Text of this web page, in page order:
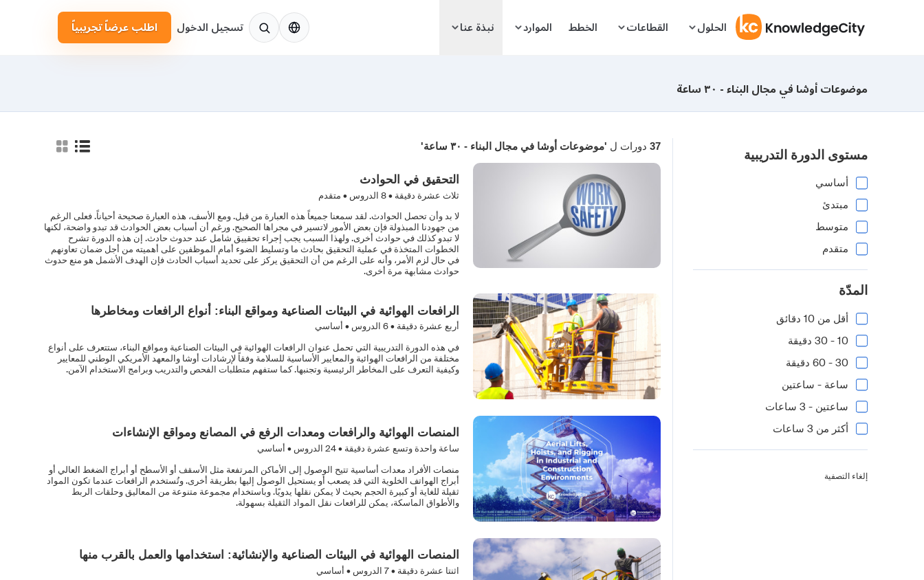
الحلول القطاعات الخطط الموارد نبذة عنا الإنجليزية تسجيل الدخول اطلب عرضاً تجريبياً
موضوعات أوشا في مجال البناء - ٣٠ ساعة
مستوى الدورة التدريبية
أساسي
مبتدئ
متوسط
متقدم
المدّة
أقل من 10 دقائق
10 - 30 دقيقة
30 - 60 دقيقة
ساعة - ساعتين
ساعتين - 3 ساعات
أكثر من 3 ساعات
إلغاء التصفية
37 دورات ل 'موضوعات أوشا في مجال البناء - ٣٠ ساعة'
التحقيق في الحوادث
ثلاث عشرة دقيقة •8الدروس • متقدم
لا بد وأن تحصل الحوادث. لقد سمعنا جميعاً هذه العبارة من قبل. ومع الأسف، هذه العبارة صحيحة أحياناً. فعلى الرغم
من جهودنا المبذولة فإن بعض الأمور لاتسير في مجراها الصحيح. ورغم أن أسباب بعض الحوادث قد تبدو واضحة، لكنها
لا تبدو كذلك في حوادث أخرى. ولهذا السبب يجب إجراء تحقييق شامل عند حدوث حادث. إن هذه الدورة تشرح
الخطوات المتخذة في عملية التحقيق بحادث ما وتسليط الضوء أمام الموظفين على أهميته من أجل ضمان تعاونهم
في حال لزم الأمر، وأنه على الرغم من أن التحقيق يركز على تحديد أسباب الحادث فإن الهدف الأشمل هو منع حدوث
حوادث مشابهة مرة أخرى.
الرافعات الهوائية في البيئات الصناعية ومواقع البناء: أنواع الرافعات ومخاطرها
أربع عشرة دقيقة •6الدروس • أساسي
في هذه الدورة التدريبية التي تحمل عنوان الرافعات الهوائية في البيئات الصناعية ومواقع البناء، ستتعرف على أنواع
مختلفة من الرافعات الهوائية والمعايير الأساسية للسلامة وفقاً لإرشادات أوشا والمعهد الأمريكي الوطني للمعايير
وكيفية التعرف على المخاطر الرئيسية وتجنبها. كما ستفهم متطلبات الفحص والتدريب وبرامج الاستخدام الآمن.
المنصات الهوائية والرافعات ومعدات الرفع في المصانع ومواقع الإنشاءات
ساعة واحدة وتسع عشرة دقيقة •24الدروس • أساسي
منصات الأفراد معدات أساسية تتيح الوصول إلى الأماكن المرتفعة مثل الأسقف أو الأسطح أو أبراج الضغط العالي أو
أبراج الهواتف الخلوية التي قد يصعب أو يستحيل الوصول إليها بطريقة أخرى. وتُستخدم الرافعات عندما تكون المواد
ثقيلة للغاية أو كبيرة الحجم بحيث لا يمكن نقلها يدويًا. وباستخدام مجموعة متنوعة من المعاليق وحلقات الربط
والأطواق الماسكة، يمكن للرافعات نقل المواد الثقيلة بسهولة.
المنصات الهوائية في البيئات الصناعية والإنشائية: استخدامها والعمل بالقرب منها
اثنتا عشرة دقيقة •7الدروس • أساسي